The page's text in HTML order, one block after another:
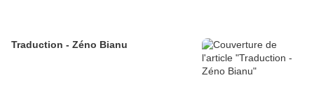
Traduction - Zéno Bianu